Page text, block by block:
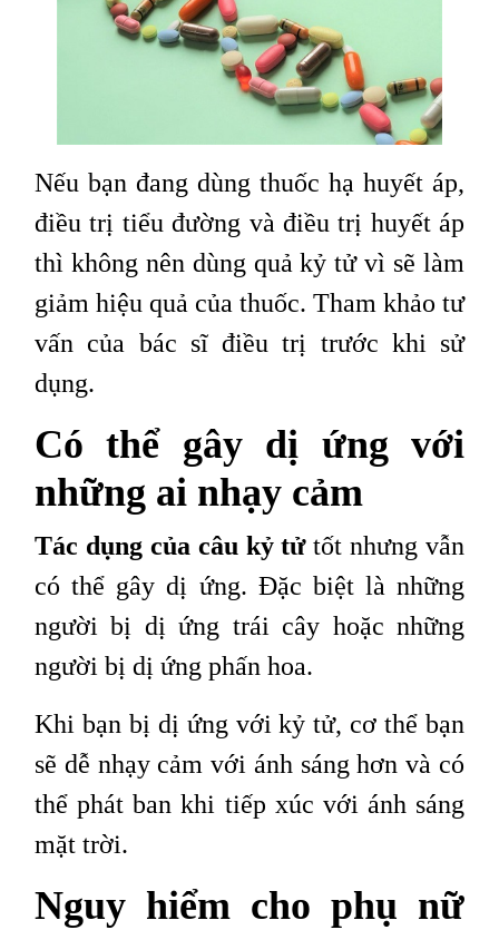
Nếu bạn đang dùng thuốc hạ huyết áp,
điều trị tiểu đường và điều trị huyết áp
thì không nên dùng quả kỷ tử vì sẽ làm
giảm hiệu quả của thuốc. Tham khảo tư
vấn của ​​bác sĩ điều trị trước khi sử
dụng.
Có thể gây dị ứng với
những ai nhạy cảm
Tác dụng của câu kỷ tửtốt nhưng vẫn
có thể gây dị ứng. Đặc biệt là những
người bị dị ứng trái cây hoặc những
người bị dị ứng phấn hoa.
Khi bạn bị dị ứng với kỷ tử, cơ thể bạn
sẽ dễ nhạy cảm với ánh sáng hơn và có
thể phát ban khi tiếp xúc với ánh sáng
mặt trời.
Nguy hiểm cho phụ nữ